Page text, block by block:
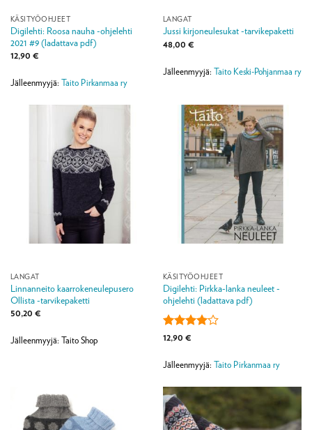
KÄSITYÖOHJEET
Digilehti: Roosa nauha -ohjelehti
2021 #9 (ladattava pdf)
12,90 €
Jälleenmyyjä: Taito Pirkanmaa ry
LANGAT
Jussi kirjoneulesukat -tarvikepaketti
48,00 €
Jälleenmyyjä: Taito Keski-Pohjanmaa ry
LANGAT
Linnanneito kaarrokeneulepusero
Ollista -tarvikepaketti
50,20 €
Jälleenmyyjä: Taito Shop
KÄSITYÖOHJEET
Digilehti: Pirkka-lanka neuleet -
ohjelehti (ladattava pdf)
Arvostelu
4 / 5
12,90 €
Jälleenmyyjä: Taito Pirkanmaa ry